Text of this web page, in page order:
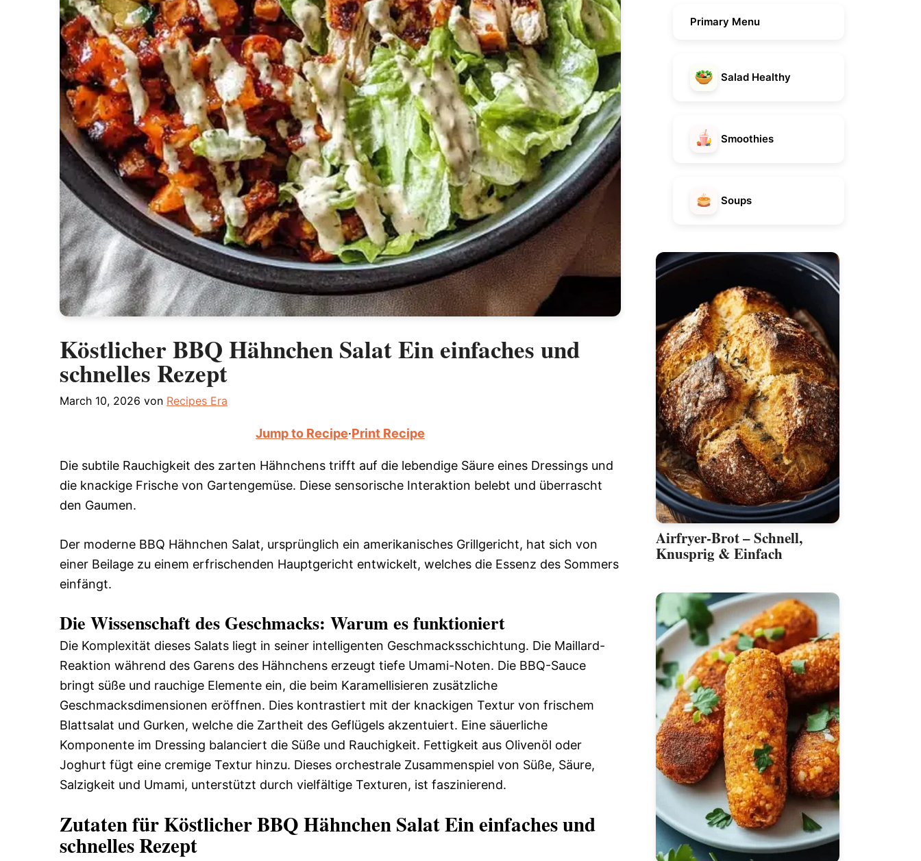
Köstlicher BBQ Hähnchen Salat Ein einfaches und
schnelles Rezept
March 10, 2026 von Recipes Era
Jump to Recipe·Print Recipe
Die subtile Rauchigkeit des zarten Hähnchens trifft auf die lebendige Säure eines Dressings und
die knackige Frische von Gartengemüse. Diese sensorische Interaktion belebt und überrascht
den Gaumen.
Der moderne BBQ Hähnchen Salat, ursprünglich ein amerikanisches Grillgericht, hat sich von
einer Beilage zu einem erfrischenden Hauptgericht entwickelt, welches die Essenz des Sommers
einfängt.
Die Wissenschaft des Geschmacks: Warum es funktioniert
Die Komplexität dieses Salats liegt in seiner intelligenten Geschmacksschichtung. Die Maillard-
Reaktion während des Garens des Hähnchens erzeugt tiefe Umami-Noten. Die BBQ-Sauce
bringt süße und rauchige Elemente ein, die beim Karamellisieren zusätzliche
Geschmacksdimensionen eröffnen. Dies kontrastiert mit der knackigen Textur von frischem
Blattsalat und Gurken, welche die Zartheit des Geflügels akzentuiert. Eine säuerliche
Komponente im Dressing balanciert die Süße und Rauchigkeit. Fettigkeit aus Olivenöl oder
Joghurt fügt eine cremige Textur hinzu. Dieses orchestrale Zusammenspiel von Süße, Säure,
Salzigkeit und Umami, unterstützt durch vielfältige Texturen, ist faszinierend.
Zutaten für Köstlicher BBQ Hähnchen Salat Ein einfaches und
schnelles Rezept
Primary Menu
Salad Healthy
Smoothies
Soups
Airfryer-Brot – Schnell,
Knusprig & Einfach